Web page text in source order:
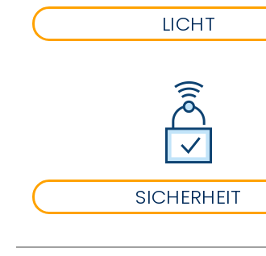
LICHT
SICHERHEIT